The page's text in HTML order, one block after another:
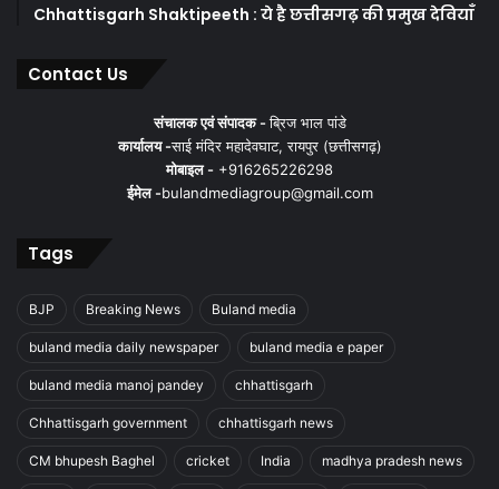
Chhattisgarh Shaktipeeth : ये है छत्तीसगढ़ की प्रमुख देवियाँ
Contact Us
संचालक एवं संपादक -ब्रिज भाल पांडे
कार्यालय -साई मंदिर महादेवघाट, रायपुर (छत्तीसगढ़)
मोबाइल - +916265226298
ईमेल -bulandmediagroup@gmail.com
Tags
BJP Breaking News Buland media
buland media daily newspaper buland media e paper
buland media manoj pandey chhattisgarh
Chhattisgarh government chhattisgarh news
CM bhupesh Baghel cricket India madhya pradesh news